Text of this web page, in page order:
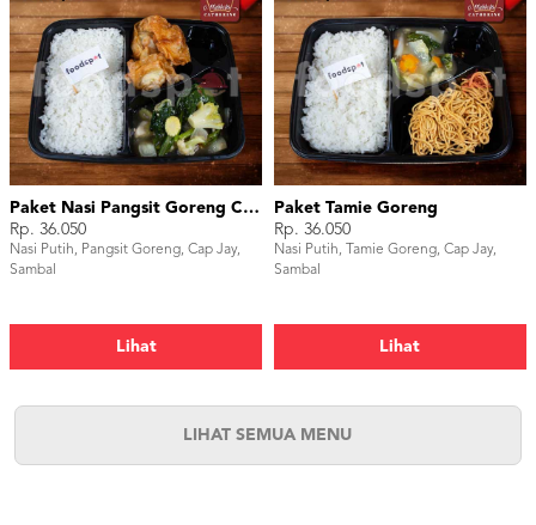
Paket Nasi Pangsit Goreng Cap Jay
Rp. 36.050
Nasi Putih, Pangsit Goreng, Cap Jay,
Sambal
Lihat
Paket Tamie Goreng
Rp. 36.050
Nasi Putih, Tamie Goreng, Cap Jay,
Sambal
Lihat
LIHAT SEMUA MENU